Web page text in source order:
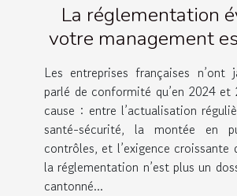
La réglementation
votre management
à suivre ?
Les entreprises françaises n’ont
parlé de conformité qu’en 2024
cause : entre l’actualisation
santé-sécurité, la montée en
contrôles, et l’exigence croissante
la réglementation n’est plus un
cantonné...